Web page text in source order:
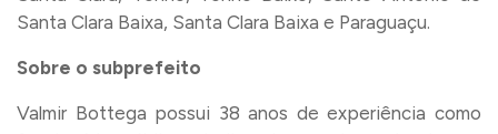
Santa Clara Baixa, Santa Clara Baixa e Paraguaçu.
Sobre o subprefeito
Valmir Bottega possui 38 anos de experiência como